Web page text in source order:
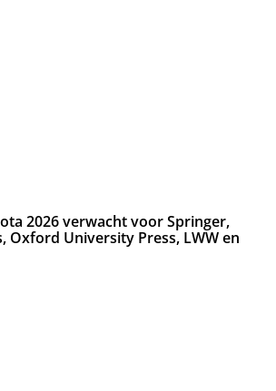
2026 verwacht voor Springer,
Oxford University Press, LWW en